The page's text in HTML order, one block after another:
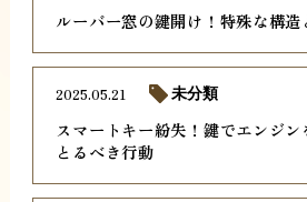
ルーバー窓の鍵開け！特殊な構造
スマートキー紛失！鍵でエンジ
とるべき行動
2025.05.21 未分類